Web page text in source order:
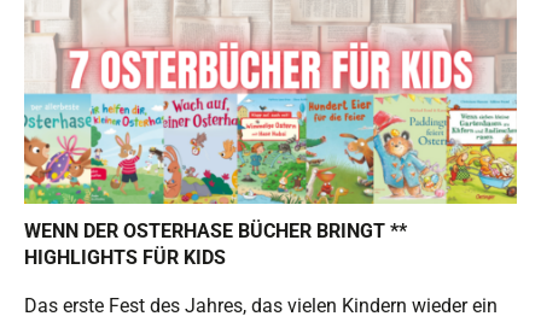
WENN DER OSTERHASE BÜCHER BRINGT **
HIGHLIGHTS FÜR KIDS
Das erste Fest des Jahres, das vielen Kindern wieder ein